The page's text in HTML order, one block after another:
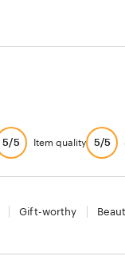
5/5 Item quality 5/5
Gift-worthy